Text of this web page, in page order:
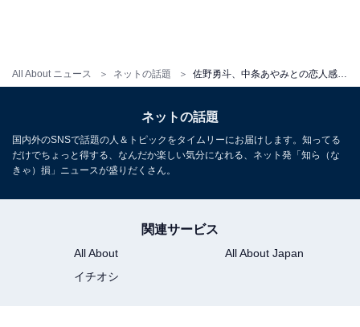
All About ニュース ネットの話題
ネットの話題
国内外のSNSで話題の人＆トピックをタイムリーにお届けします。知ってる
だけでちょっと得する、なんだか楽しい気分になれる、ネット発「知ら（な
きゃ）損」ニュースが盛りだくさん。
関連サービス
All About
All About Japan
イチオシ